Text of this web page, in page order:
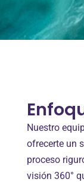
Nuestro
ofrecerte un
proceso
visión 360°